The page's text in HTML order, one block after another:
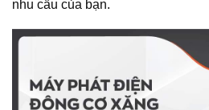
nhu cầu của bạn.